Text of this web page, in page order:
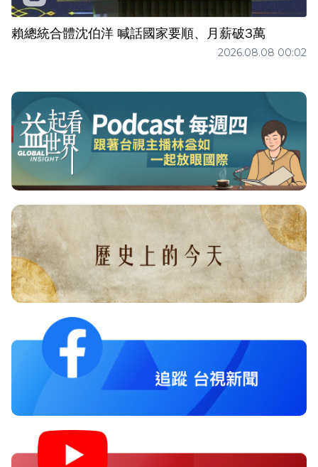
賴總統合體沈伯洋 喊話國家要順、月薪破3萬
2026.08.08 00:02